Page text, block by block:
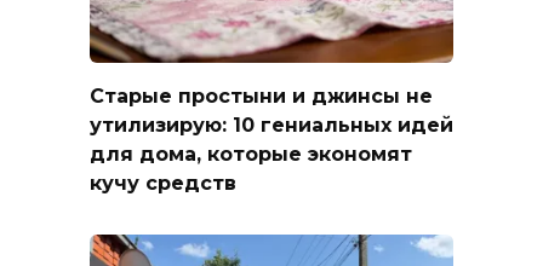
Старые простыни и джинсы не
утилизирую: 10 гениальных идей
для дома, которые экономят
кучу средств